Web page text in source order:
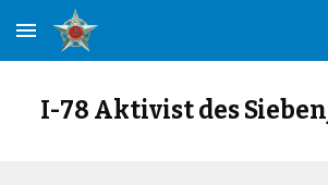
Skip to main content
I-78 Aktivist des